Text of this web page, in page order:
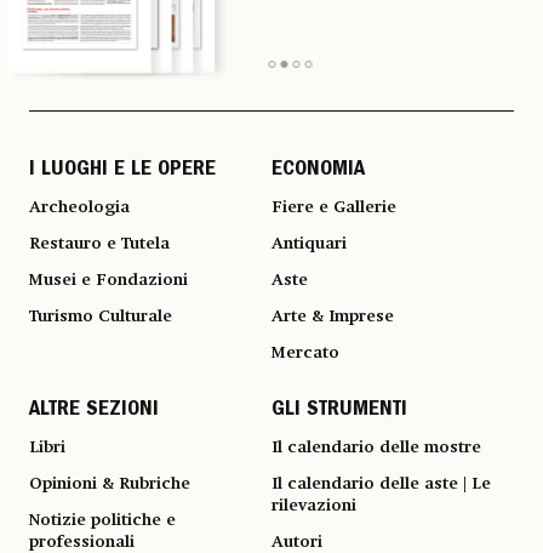
I LUOGHI E LE OPERE
Archeologia
Restauro e Tutela
Musei e Fondazioni
Turismo Culturale
ECONOMIA
Fiere e Gallerie
Antiquari
Aste
Arte & Imprese
Mercato
ALTRE SEZIONI
Libri
Opinioni & Rubriche
Notizie politiche e
professionali
GLI STRUMENTI
Il calendario delle mostre
Il calendario delle aste | Le
rilevazioni
Autori